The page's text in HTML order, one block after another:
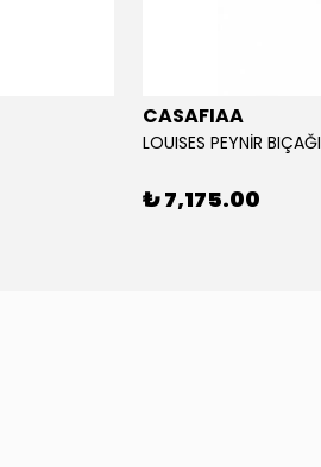
CASAFIAA
LOUISES PEYNİR BIÇAĞI
₺ 7,175.00